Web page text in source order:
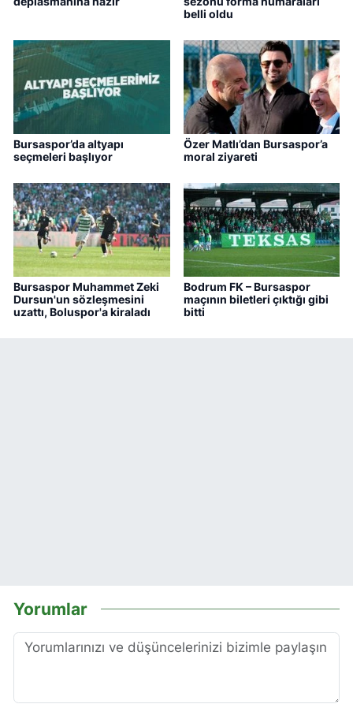
belli oldu
Bursaspor’da altyapı
seçmeleri başlıyor
Özer Matlı’dan Bursaspor’a
moral ziyareti
Bursaspor Muhammet Zeki
Dursun'un sözleşmesini
uzattı, Boluspor'a kiraladı
Bodrum FK – Bursaspor
maçının biletleri çıktığı gibi
bitti
Yorumlar